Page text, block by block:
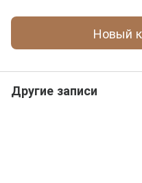
Новый
Другие записи